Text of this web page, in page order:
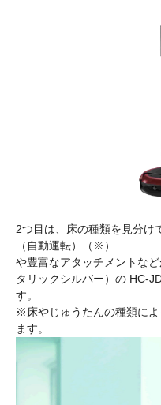
2つ目は、床の種類を見分け
（自動運転）（※）
や豊富なアタッチメントな
タリックシルバー）の HC-
す。
※床やじゅうたんの種類に
ます。